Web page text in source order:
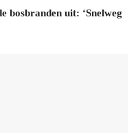
bosbranden uit: ‘Snelweg